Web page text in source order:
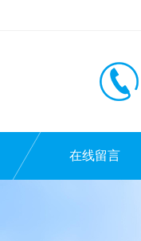
在线留言